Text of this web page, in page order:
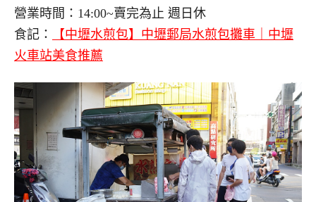
營業時間：14:00~賣完為止 週日休
食記：
【中壢水煎包】中壢郵局水煎包攤車｜中壢
火車站美食推薦